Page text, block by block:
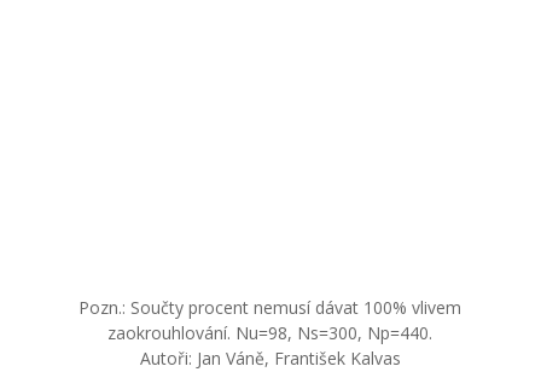
Pozn.: Součty procent nemusí dávat 100% vlivem
zaokrouhlování. Nu=98, Ns=300, Np=440.
Autoři: Jan Váně, František Kalvas